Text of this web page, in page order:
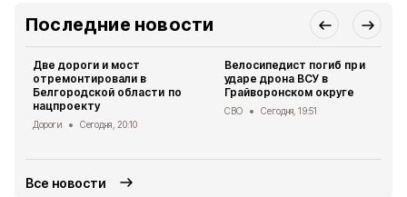
Последние новости
Две дороги и мост
отремонтировали в
Белгородской области по
нацпроекту
Дороги Сегодня, 20:10
Велосипедист погиб при
ударе дрона ВСУ в
Грайворонском округе
СВО Сегодня, 19:51
Все новости